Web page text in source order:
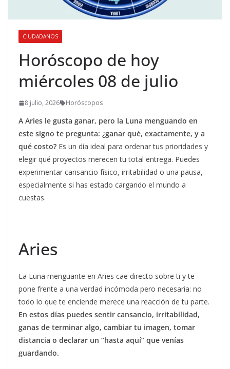
CIUDADANOS
Horóscopo de hoy
miércoles 08 de julio
8 julio, 2026 Horóscopos
A Aries le gusta ganar, pero la Luna menguando en
este signo te pregunta: ¿ganar qué, exactamente, y a
qué costo? Es un día ideal para ordenar tus prioridades y
elegir qué proyectos merecen tu total entrega. Puedes
experimentar cansancio físico, irritabilidad o una pausa,
especialmente si has estado cargando el mundo a
cuestas.
Aries
La Luna menguante en Aries cae directo sobre ti y te
pone frente a una verdad incómoda pero necesaria: no
todo lo que te enciende merece una reacción de tu parte.
En estos días puedes sentir cansancio, irritabilidad,
ganas de terminar algo, cambiar tu imagen, tomar
distancia o declarar un “hasta aquí” que venías
guardando.